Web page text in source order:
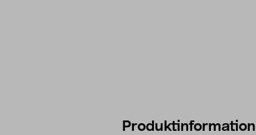
Produktinformation